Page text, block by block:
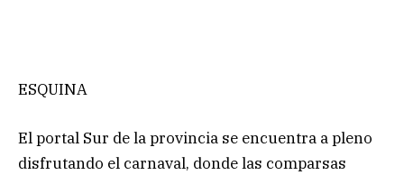
ESQUINA
El portal Sur de la provincia se encuentra a pleno
disfrutando el carnaval, donde las comparsas